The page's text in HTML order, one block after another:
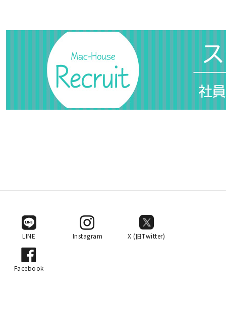
LINE Instagram X (旧Twitter)
Facebook